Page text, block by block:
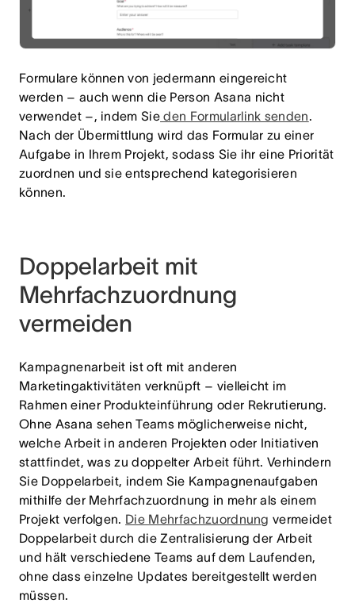
Formulare können von jedermann eingereicht
werden – auch wenn die Person Asana nicht
verwendet –, indem Sie den Formularlink senden
Nach der Übermittlung wird das Formular zu einer
Aufgabe in Ihrem Projekt, sodass Sie ihr eine Priorität
zuordnen und sie entsprechend kategorisieren
können.
Doppelarbeit mit
Mehrfachzuordnung
vermeiden
Kampagnenarbeit ist oft mit anderen
Marketingaktivitäten verknüpft – vielleicht im
Rahmen einer Produkteinführung oder Rekrutierung.
Ohne Asana sehen Teams möglicherweise nicht,
welche Arbeit in anderen Projekten oder Initiativen
stattfindet, was zu doppelter Arbeit führt. Verhindern
Sie Doppelarbeit, indem Sie Kampagnenaufgaben
mithilfe der Mehrfachzuordnung in mehr als einem
Projekt verfolgen. Die Mehrfachzuordnung vermeidet
Doppelarbeit durch die Zentralisierung der Arbeit
und hält verschiedene Teams auf dem Laufenden,
ohne dass einzelne Updates bereitgestellt werden
müssen.